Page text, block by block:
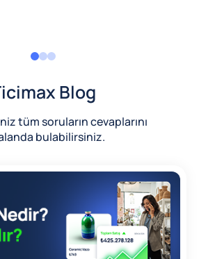
Blog
tüm soruların cevaplarını
bulabilirsiniz.